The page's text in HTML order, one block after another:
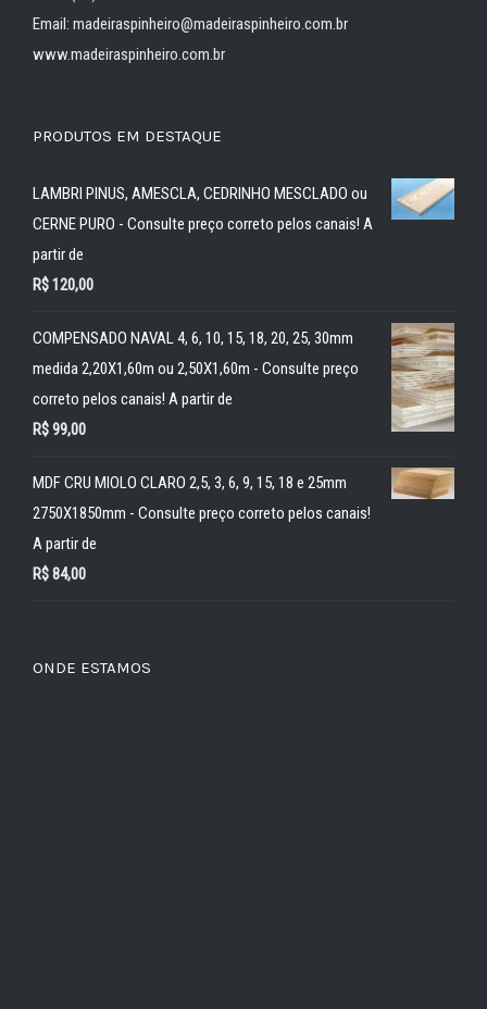
Email: madeiraspinheiro@madeiraspinheiro.com.br
www.madeiraspinheiro.com.br
PRODUTOS EM DESTAQUE
LAMBRI PINUS, AMESCLA, CEDRINHO MESCLADO ou
CERNE PURO - Consulte preço correto pelos canais! A
partir de
R$120,00
COMPENSADO NAVAL 4, 6, 10, 15, 18, 20, 25, 30mm
medida 2,20X1,60m ou 2,50X1,60m - Consulte preço
correto pelos canais! A partir de
R$99,00
MDF CRU MIOLO CLARO 2,5, 3, 6, 9, 15, 18 e 25mm
2750X1850mm - Consulte preço correto pelos canais!
A partir de
R$84,00
ONDE ESTAMOS